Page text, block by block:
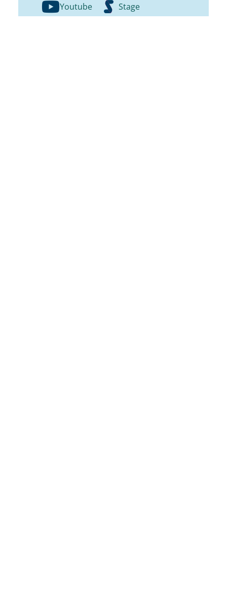
Youtube Stage